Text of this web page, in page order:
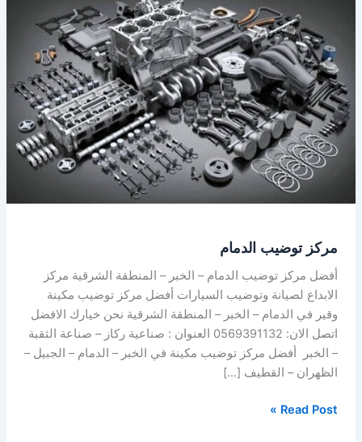
مركز توضيب الدمام
أفضل مركز توضيب الدمام – الخبر – المنطقة الشرقية مركز
الابداع لصيانة وتوضيب السيارات أفضل مركز توضيب مكينة
وقير في الدمام – الخبر – المنطقة الشرقية نحن خيارك الافضل
اتصل الان: 0569391132 العنوان : صناعية ركاز – صناعة الثقبة
– الخبر أفضل مركز توضيب مكينة في الخبر – الدمام – الجبيل –
الظهران – القطيف […]
الدمام
Read Post »